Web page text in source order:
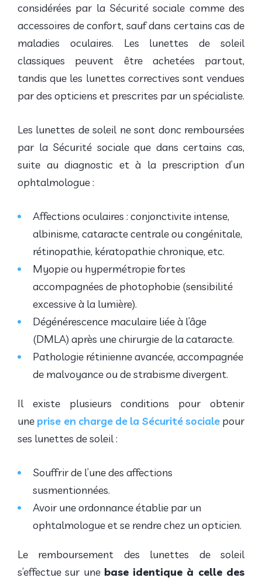
considérées par la Sécurité sociale comme des
accessoires de confort, sauf dans certains cas de
maladies oculaires. Les lunettes de soleil
classiques peuvent être achetées partout,
tandis que les lunettes correctives sont vendues
par des opticiens et prescrites par un spécialiste.
Les lunettes de soleil ne sont donc remboursées
par la Sécurité sociale que dans certains cas,
suite au diagnostic et à la prescription d’un
ophtalmologue :
Affections oculaires : conjonctivite intense,
albinisme, cataracte centrale ou congénitale,
rétinopathie, kératopathie chronique, etc.
Myopie ou hypermétropie fortes
accompagnées de photophobie (sensibilité
excessive à la lumière).
Dégénérescence maculaire liée à l’âge
(DMLA) après une chirurgie de la cataracte.
Pathologie rétinienne avancée, accompagnée
de malvoyance ou de strabisme divergent.
Il existe plusieurs conditions pour obtenir
une prise en charge de la Sécurité socialepour
ses lunettes de soleil :
Souffrir de l’une des affections
susmentionnées.
Avoir une ordonnance établie par un
ophtalmologue et se rendre chez un opticien.
Le remboursement des lunettes de soleil
s’effectue sur une base identique à celle des